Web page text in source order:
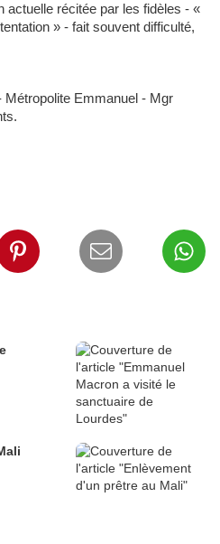
actuelle récitée par les fidèles - «
» - fait souvent difficulté,
Métropolite Emmanuel - Mgr